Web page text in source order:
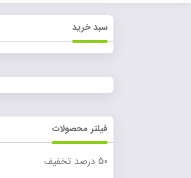
سبد خرید
فیلتر محصولات
50 درصد تخفیف